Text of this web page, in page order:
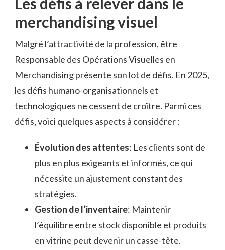
merchandising visuel
Malgré l’attractivité de la profession, être
Responsable des Opérations Visuelles en
Merchandising présente son lot de défis. En 2025,
les défis humano-organisationnels et
technologiques ne cessent de croître. Parmi ces
défis, voici quelques aspects à considérer :
Évolution des attentes: Les clients sont de
plus en plus exigeants et informés, ce qui
nécessite un ajustement constant des
stratégies.
Gestion de l’inventaire: Maintenir
l’équilibre entre stock disponible et produits
en vitrine peut devenir un casse-tête.